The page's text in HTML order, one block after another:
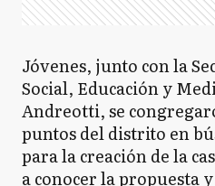
Jóvenes, junto con la
Social, Educación y
Andreotti, se
puntos del distrito en
para la creación de la
a conocer la propuesta